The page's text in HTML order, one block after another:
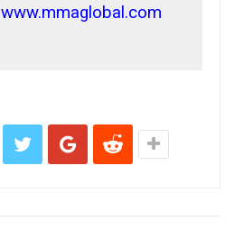
www.mmaglobal.com